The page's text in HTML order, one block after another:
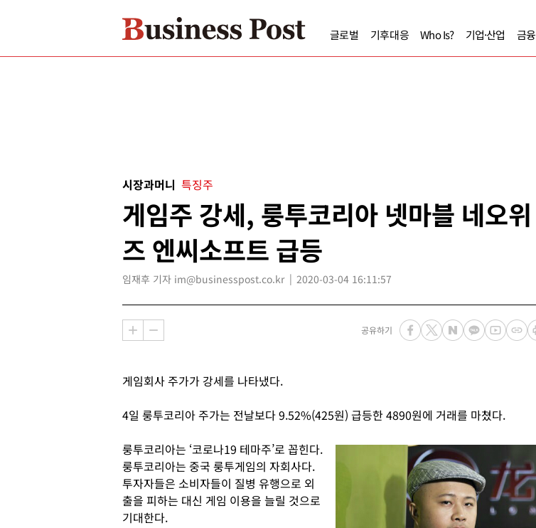
글로벌 기후대응 Who Is? 기업·산업 금융
시장과머니 특징주
게임주 강세, 룽투코리아 넷마블 네오위
즈 엔씨소프트 급등
임재후 기자 im@businesspost.co.kr 2020-03-04 16:11:57
공유하기
게임회사 주가가 강세를 나타냈다.
4일 룽투코리아 주가는 전날보다 9.52%(425원) 급등한 4890원에 거래를 마쳤다.
룽투코리아는 ‘코로나19 테마주’로 꼽힌다.
룽투코리아는 중국 룽투게임의 자회사다.
투자자들은 소비자들이 질병 유행으로 외
출을 피하는 대신 게임 이용을 늘릴 것으로
기대한다.